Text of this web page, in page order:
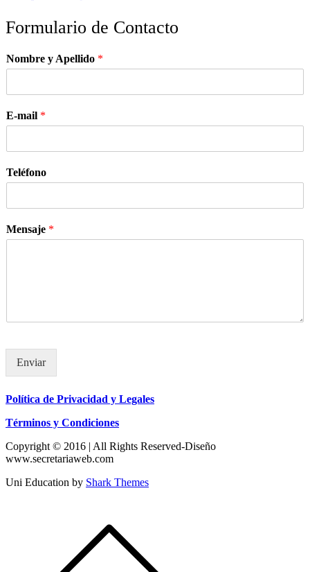
Formulario de Contacto
Nombre y Apellido *
E-mail *
Teléfono
Mensaje *
Enviar
Política de Privacidad y Legales
Términos y Condiciones
Copyright © 2016 | All Rights Reserved-Diseño
www.secretariaweb.com
Uni Education by Shark Themes